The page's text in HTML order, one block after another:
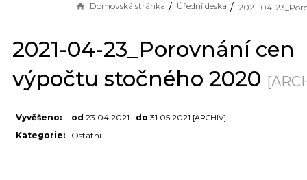
Domovská stránka Úřední deska
2021-04-23_Porovnání cen
výpočtu stočného 2020
Vyvěšeno: od 23.04.2021 do 31.05.2021 [ARCHIV]
Kategorie: Ostatní